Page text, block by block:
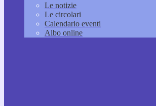
Le notizie
Le circolari
Calendario eventi
Albo online